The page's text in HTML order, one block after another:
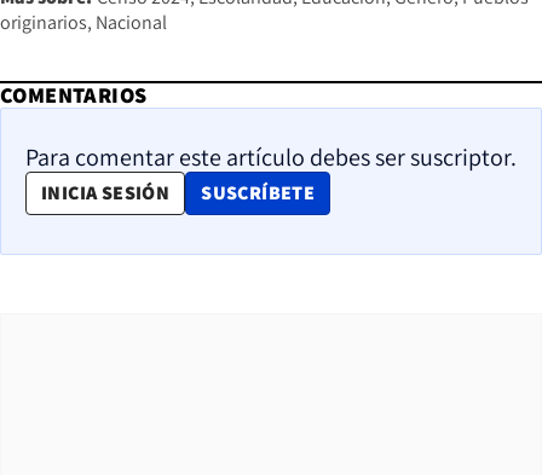
originarios Nacional
COMENTARIOS
Para comentar este artículo debes ser suscriptor.
INICIA SESIÓN SUSCRÍBETE
OPENS IN NEW WINDOW